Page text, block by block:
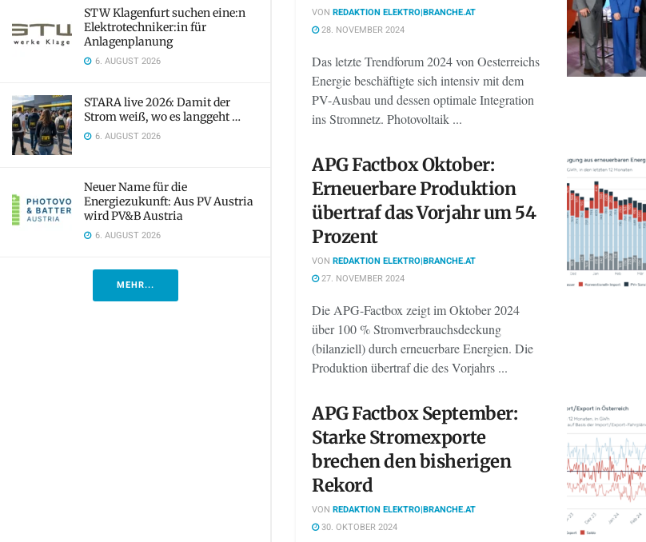
STW Klagenfurt suchen eine:n
Elektrotechniker:in für
Anlagenplanung
6. AUGUST 2026
STARA live 2026: Damit der
Strom weiß, wo es langgeht …
6. AUGUST 2026
Neuer Name für die
Energiezukunft: Aus PV Austria
wird PV&B Austria
6. AUGUST 2026
MEHR...
VON REDAKTION ELEKTRO|BRANCHE.AT
28. NOVEMBER 2024
Das letzte Trendforum 2024 von Oesterreichs
Energie beschäftigte sich intensiv mit dem
PV-Ausbau und dessen optimale Integration
ins Stromnetz. Photovoltaik ...
APG Factbox Oktober:
Erneuerbare Produktion
übertraf das Vorjahr um 54
Prozent
VON REDAKTION ELEKTRO|BRANCHE.AT
27. NOVEMBER 2024
Die APG-Factbox zeigt im Oktober 2024
über 100 % Stromverbrauchsdeckung
(bilanziell) durch erneuerbare Energien. Die
Produktion übertraf die des Vorjahrs ...
APG Factbox September:
Starke Stromexporte
brechen den bisherigen
Rekord
VON REDAKTION ELEKTRO|BRANCHE.AT
30. OKTOBER 2024